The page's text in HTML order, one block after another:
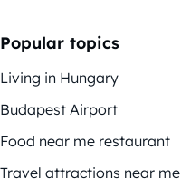
Popular topics
Living in Hungary
Budapest Airport
Food near me restaurant
Travel attractions near me